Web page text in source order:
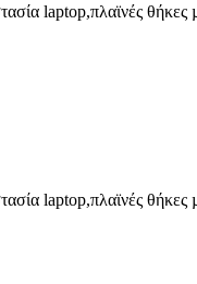
laptop,πλαϊνές θήκες
laptop,πλαϊνές θήκες